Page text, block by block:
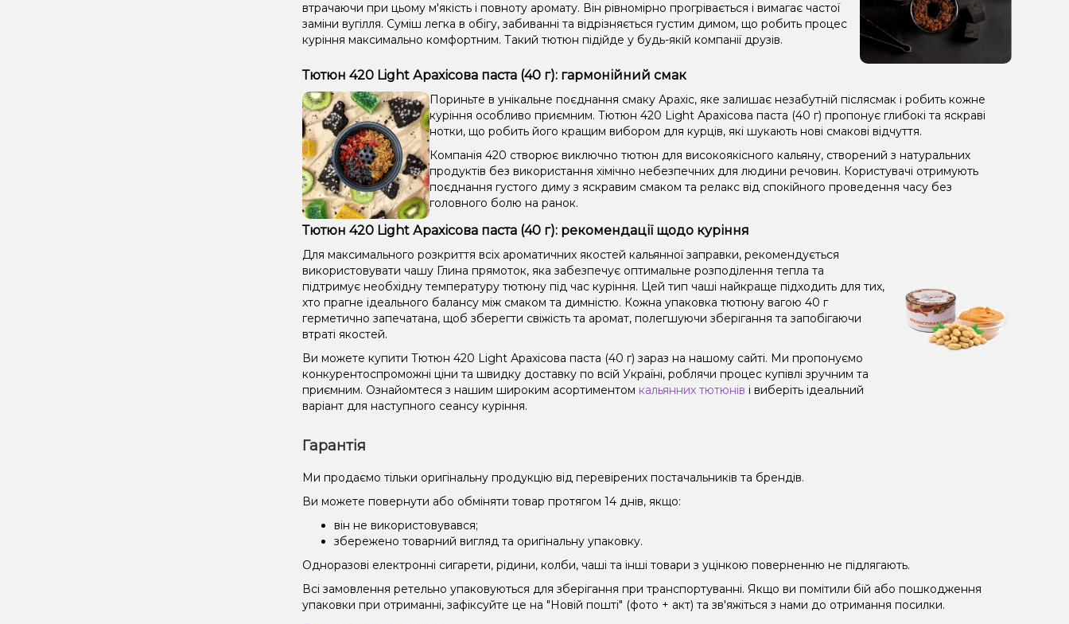
втрачаючи при цьому м'якість і повноту аромату. Він рівномірно прогрівається і вимагає частої
заміни вугілля. Суміш легка в обігу, забиванні та відрізняється густим димом, що робить процес
куріння максимально комфортним. Такий тютюн підійде у будь-якій компанії друзів.
Тютюн 420 Light Арахісова паста (40 г): гармонійний смак
Пориньте в унікальне поєднання смаку Арахіс, яке залишає незабутній післясмак і робить кожне
куріння особливо приємним. Тютюн 420 Light Арахісова паста (40 г) пропонує глибокі та яскраві
нотки, що робить його кращим вибором для курців, які шукають нові смакові відчуття.
Компанія 420 створює виключно тютюн для високоякісного кальяну, створений з натуральних
продуктів без використання хімічно небезпечних для людини речовин. Користувачі отримують
поєднання густого диму з яскравим смаком та релакс від спокійного проведення часу без
головного болю на ранок.
Тютюн 420 Light Арахісова паста (40 г): рекомендації щодо куріння
Для максимального розкриття всіх ароматичних якостей кальянної заправки, рекомендується
використовувати чашу Глина прямоток, яка забезпечує оптимальне розподілення тепла та
підтримує необхідну температуру тютюну під час куріння. Цей тип чаші найкраще підходить для тих,
хто прагне ідеального балансу між смаком та димністю. Кожна упаковка тютюну вагою 40 г
герметично запечатана, щоб зберегти свіжість та аромат, полегшуючи зберігання та запобігаючи
втраті якостей.
Ви можете купити Тютюн 420 Light Арахісова паста (40 г) зараз на нашому сайті. Ми пропонуємо
конкурентоспроможні ціни та швидку доставку по всій Україні, роблячи процес купівлі зручним та
приємним. Ознайомтеся з нашим широким асортиментом кальянних тютюнів і виберіть ідеальний
варіант для наступного сеансу куріння.
Гарантія
Ми продаємо тільки оригінальну продукцію від перевірених постачальників та брендів.
Ви можете повернути або обміняти товар протягом 14 днів, якщо:
він не використовувався;
збережено товарний вигляд та оригінальну упаковку.
Одноразові електронні сигарети, рідини, колби, чаші та інші товари з уцінкою поверненню не підлягають.
Всі замовлення ретельно упаковуються для зберігання при транспортуванні. Якщо ви помітили бій або пошкодження
упаковки при отриманні, зафіксуйте це на "Новій пошті" (фото + акт) та зв'яжіться з нами до отримання посилки.